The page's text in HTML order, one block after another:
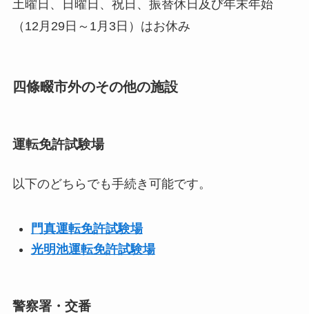
土曜日、日曜日、祝日、振替休日及び年末年始
（12月29日～1月3日）はお休み
四條畷市外のその他の施設
運転免許試験場
以下のどちらでも手続き可能です。
門真運転免許試験場
光明池運転免許試験場
警察署・交番